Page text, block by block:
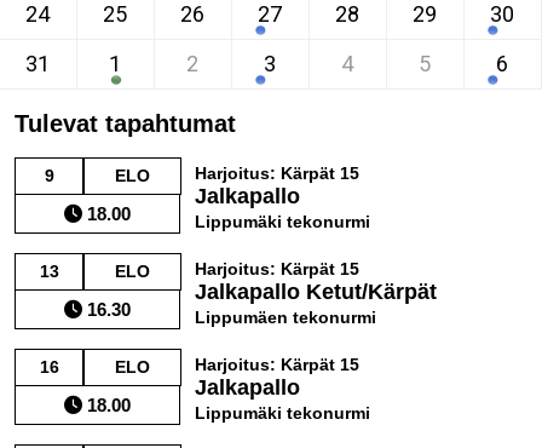
24
25 26 27 28 29
30
31
1 2 3 4 5 6
Tulevat tapahtumat
9 ELO
18.00
Harjoitus: Kärpät 15
Jalkapallo
Lippumäki tekonurmi
13 ELO
16.30
Harjoitus: Kärpät 15
Jalkapallo Ketut/Kärpät
Lippumäen tekonurmi
16 ELO
18.00
Harjoitus: Kärpät 15
Jalkapallo
Lippumäki tekonurmi